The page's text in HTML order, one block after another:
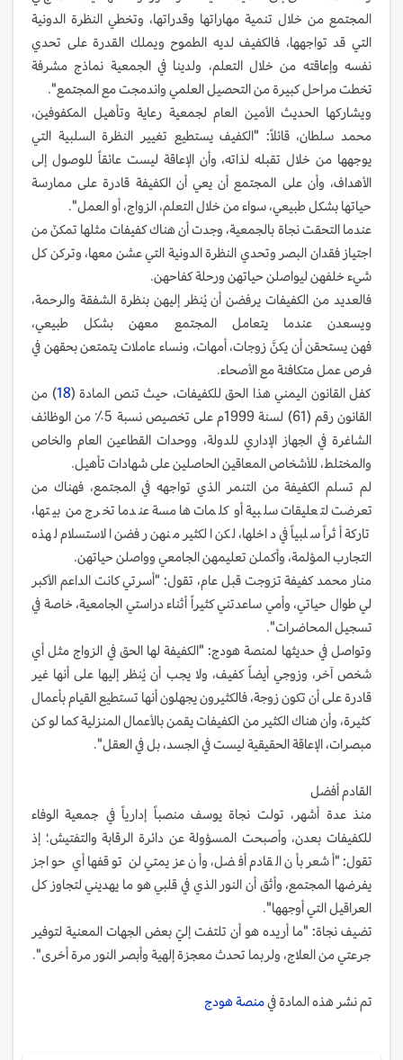
المجتمع من خلال تنمية مهاراتها وقدراتها، وتخطي النظرة الدونية
التي قد تواجهها، فالكفيف لديه الطموح ويملك القدرة على تحدي
نفسه وإعاقته من خلال التعلم، ولدينا في الجمعية نماذج مشرفة
تخطت مراحل كبيرة من التحصيل العلمي واندمجت مع المجتمع".
ويشاركها الحديث الأمين العام لجمعية رعاية وتأهيل المكفوفين،
محمد سلطان، قائلاً: "الكفيف يستطيع تغيير النظرة السلبية التي
يوجهها من خلال تقبله لذاته، وأن الإعاقة ليست عائقاً للوصول إلى
الأهداف، وأن على المجتمع أن يعي أن الكفيفة قادرة على ممارسة
حياتها بشكل طبيعي، سواء من خلال التعلم، الزواج، أو العمل".
عندما التحقت نجاة بالجمعية، وجدت أن هناك كفيفات مثلها تمكنّ من
اجتياز فقدان البصر وتحدي النظرة الدونية التي عشن معها، وتركن كل
شيء خلفهن ليواصلن حياتهن ورحلة كفاحهن.
فالعديد من الكفيفات يرفضن أن يُنظر إليهن بنظرة الشفقة والرحمة،
ويسعدن عندما يتعامل المجتمع معهن بشكل طبيعي،
فهن يستحقن أن يكنَّ زوجات، أمهات، ونساء عاملات يتمتعن بحقهن في
فرص عمل متكافئة مع الأصحاء.
كفل القانون اليمني هذا الحق للكفيفات، حيث تنص المادة (18) من
القانون رقم (61) لسنة 1999م على تخصيص نسبة 5٪ من الوظائف
الشاغرة في الجهاز الإداري للدولة، ووحدات القطاعين العام والخاص
والمختلط، للأشخاص المعاقين الحاصلين على شهادات تأهيل.
لم تسلم الكفيفة من التنمر الذي تواجهه في المجتمع، فهناك من
تعرضت لتعليقات سلبية أو كلمات هامسة عندما تخرج من بيتها،
تاركة أثراً سلبياً في داخلها، لكن الكثير منهن رفضن الاستسلام لهذه
التجارب المؤلمة، وأكملن تعليمهن الجامعي وواصلن حياتهن.
منار محمد كفيفة تزوجت قبل عام، تقول: "أسرتي كانت الداعم الأكبر
لي طوال حياتي، وأمي ساعدتني كثيراً أثناء دراستي الجامعية، خاصة في
تسجيل المحاضرات".
وتواصل في حديثها لمنصة هودج: "الكفيفة لها الحق في الزواج مثل أي
شخص آخر، وزوجي أيضاً كفيف، ولا يجب أن يُنظر إليها على أنها غير
قادرة على أن تكون زوجة، فالكثيرون يجهلون أنها تستطيع القيام بأعمال
كثيرة، وأن هناك الكثير من الكفيفات يقمن بالأعمال المنزلية كما لو كن
مبصرات، الإعاقة الحقيقية ليست في الجسد، بل في العقل".
القادم أفضل
منذ عدة أشهر، تولت نجاة يوسف منصباً إدارياً في جمعية الوفاء
للكفيفات بعدن، وأصبحت المسؤولة عن دائرة الرقابة والتفتيش؛ إذ
تقول: "أشعر بأن القادم أفضل، وأن عزيمتي لن توقفها أي حواجز
يفرضها المجتمع، وأثق أن النور الذي في قلبي هو ما يهديني لتجاوز كل
العراقيل التي أوجهها".
تضيف نجاة: "ما أريده هو أن تلتفت إليّ بعض الجهات المعنية لتوفير
جرعتي من العلاج، ولربما تحدث معجزة إلهية وأبصر النور مرة أخرى".
تم نشر هذه المادة فيمنصة هودج